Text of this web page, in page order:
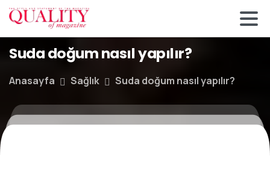
Suda doğum nasıl yapılır?
Anasayfa Sağlık Suda doğum nasıl yapılır?